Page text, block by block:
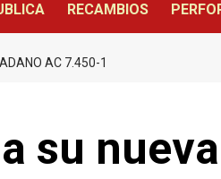
RECAMBIOS
AC 7.450-1
su